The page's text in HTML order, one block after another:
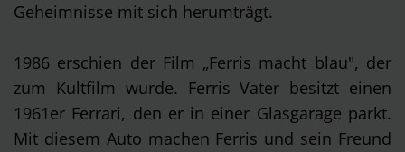
Geheimnisse mit sich herumträgt.
1986 erschien der Film „Ferris macht blau", der
zum Kultfilm wurde. Ferris Vater besitzt einen
1961er Ferrari, den er in einer Glasgarage parkt.
Mit diesem Auto machen Ferris und sein Freund